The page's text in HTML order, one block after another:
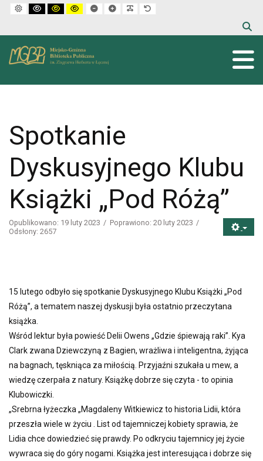
Default mode
High contrast black white mode
High contrast black yellow mode
High contrast yellow black mode
Set smaller font
Set larger font
Make font more readable
Spotkanie
Dyskusyjnego Klubu
Książki „Pod Różą”
Opublikowano: 19 luty 2023
Poprawiono: 20 luty 2023
Odsłony: 2657
15 lutego odbyło się spotkanie Dyskusyjnego Klubu Książki „Pod
Różą”, a tematem naszej dyskusji była ostatnio przeczytana
książka.
Wśród lektur była powieść Delii Owens „Gdzie śpiewają raki”. Kya
Clark zwana Dziewczyną z Bagien, wrażliwa i inteligentna, żyjąca
na bagnach, tęskniąca za miłością. Przyjaźni szukała u mew, a
wiedzę czerpała z natury. Książkę dobrze się czyta - to opinia
Klubowiczki.
„Srebrna łyżeczka „Magdaleny Witkiewicz to historia Lidii, która
przeszła wiele w życiu . List od tajemniczej kobiety sprawia, że
Lidia chce dowiedzieć się prawdy. Po odkryciu tajemnicy jej życie
wywraca się do góry nogami. Książka jest interesująca i dobrze się